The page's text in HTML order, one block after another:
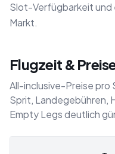
Slot-Verfügbarkeit
Markt.
Flugzeit &
All-inclusive-Preise pro
Sprit, Landegebühren,
Empty Legs deutlich